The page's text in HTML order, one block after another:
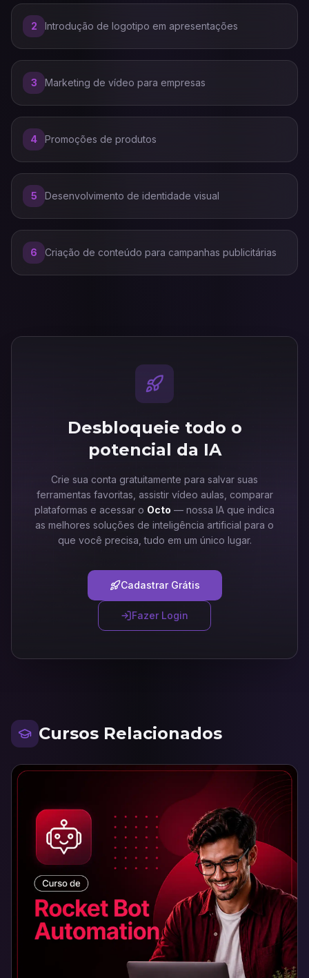
2 Introdução de logotipo em apresentações
3 Marketing de vídeo para empresas
4 Promoções de produtos
5 Desenvolvimento de identidade visual
6 Criação de conteúdo para campanhas publicitárias
Desbloqueie todo o
potencial da IA
Crie sua conta gratuitamente para salvar suas
ferramentas favoritas, assistir vídeo aulas, comparar
plataformas e acessar o Octo — nossa IA que indica
as melhores soluções de inteligência artificial para o
que você precisa, tudo em um único lugar.
Cadastrar Grátis
Fazer Login
Cursos Relacionados